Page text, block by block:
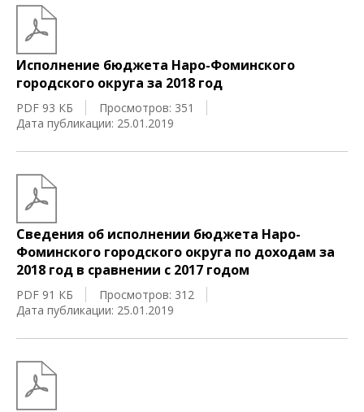
Исполнение бюджета Наро-Фоминского
городского округа за 2018 год
PDF 93 КБ
Просмотров: 351
Дата публикации: 25.01.2019
Сведения об исполнении бюджета Наро-
Фоминского городского округа по доходам за
2018 год в сравнении с 2017 годом
PDF 91 КБ
Просмотров: 312
Дата публикации: 25.01.2019